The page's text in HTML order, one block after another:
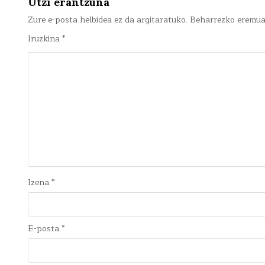
Zure e-posta helbidea ez da argitaratuko. Beharrezko
Iruzkina*
Izena*
E-posta*